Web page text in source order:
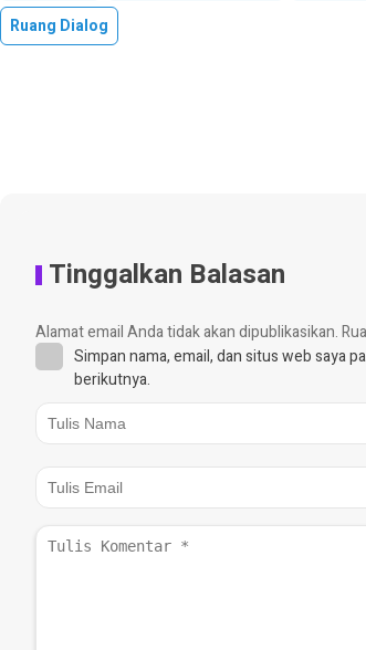
Ruang Dialog
Tinggalkan Balasan
Alamat email Anda tidak akan dipublikasikan.
Simpan nama, email, dan situs web saya
berikutnya.